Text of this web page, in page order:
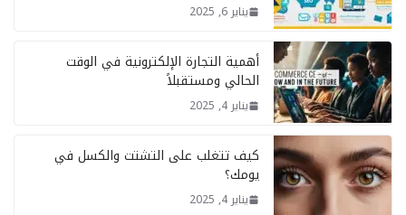
يناير 6, 2025
أهمية التجارة الإلكترونية في الوقت
الحالي ومستقبلاً
يناير 4, 2025
كيف تتغلب على التشتت والكسل في
يومك؟
يناير 4, 2025